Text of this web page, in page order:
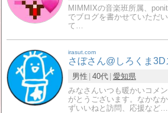
MIMMIXの音楽班所属、
でブログを書かせていただ
て…
irasut.com
さぼさん@しろくま
男性 40代 愛知県
みなさんいつも暖かいコメ
がとうございます。なかな
ずいいねと訪問、応援など…